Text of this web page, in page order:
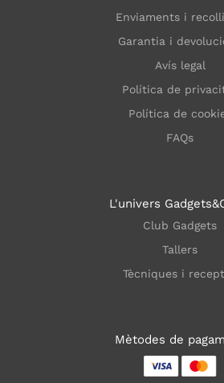
Enviaments i
Garantia i
Avís legal
Política de
Política de
FAQs
L'univers
Club Gadgets
Tallers
Tècniques i
Mètodes de